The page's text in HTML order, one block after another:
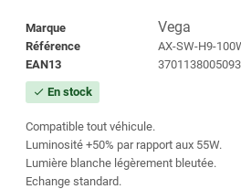
Marque Vega
Référence
AX-SW-H9-
EAN13
3701138005093
check En stock
Compatible tout véhicule.
Luminosité +50% par rapport aux 55W.
Lumière blanche légèrement bleutée.
Echange standard.